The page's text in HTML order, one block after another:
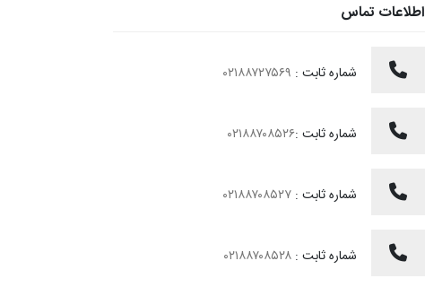
اطلاعات تماس
شماره ثابت :
شماره ثابت :۰۲۱۸۸۷۰۸۵۲۶
شماره ثابت :
شماره ثابت :